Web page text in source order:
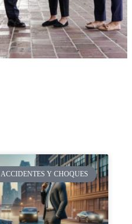
ACCIDENTES Y CHOQUES